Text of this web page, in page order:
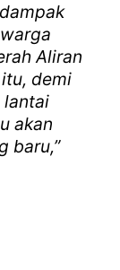
Aliran
demi
lantai
akan
baru,”